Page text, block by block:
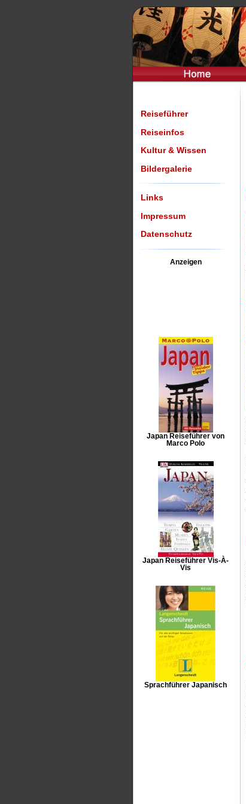
Reiseführer
Reiseinfos
Kultur & Wissen
Bildergalerie
Links
Impressum
Datenschutz
Anzeigen
Japan Reiseführer von
Marco Polo
Japan Reiseführer Vis-À-
Vis
Sprachführer Japanisch